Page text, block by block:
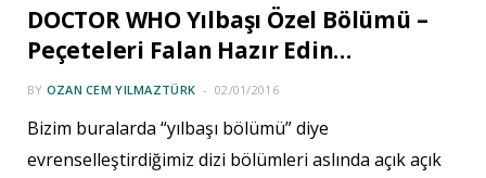
DOCTOR WHO Yılbaşı Özel Bölümü –
Peçeteleri Falan Hazır Edin…
BY OZAN CEM YILMAZTÜRK 02/01/2016
Bizim buralarda “yılbaşı bölümü” diye
evrenselleştirdiğimiz dizi bölümleri aslında açık açık